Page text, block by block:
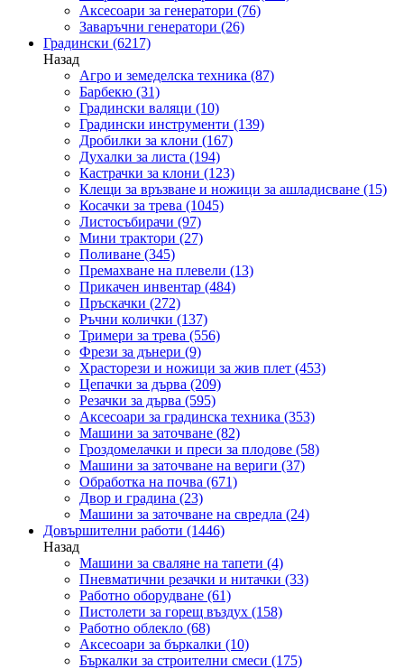
Аксесоари за генератори (76)
Заваръчни генератори (26)
Градински (6217)
Назад
Агро и земеделска техника (87)
Барбекю (31)
Градински валяци (10)
Градински инструменти (139)
Дробилки за клони (167)
Духалки за листа (194)
Кастрачки за клони (123)
Клещи за връзване и ножици за ашладисване (15)
Косачки за трева (1045)
Листосъбирачи (97)
Мини трактори (27)
Поливане (345)
Премахване на плевели (13)
Прикачен инвентар (484)
Пръскачки (272)
Ръчни колички (137)
Тримери за трева (556)
Фрези за дънери (9)
Храсторези и ножици за жив плет (453)
Цепачки за дърва (209)
Резачки за дърва (595)
Аксесоари за градинска техника (353)
Машини за заточване (82)
Гроздомелачки и преси за плодове (58)
Машини за заточване на вериги (37)
Обработка на почва (671)
Двор и градина (23)
Машини за заточване на свредла (24)
Довършителни работи (1446)
Назад
Машини за сваляне на тапети (4)
Пневматични резачки и нитачки (33)
Работно оборудване (61)
Пистолети за горещ въздух (158)
Работно облекло (68)
Аксесоари за бъркалки (10)
Бъркалки за строителни смеси (175)